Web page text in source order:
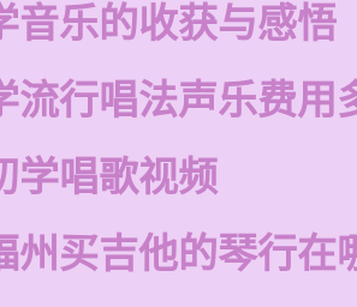
音乐的收获与感悟
流行唱法声乐费用
学唱歌视频
州买吉他的琴行在